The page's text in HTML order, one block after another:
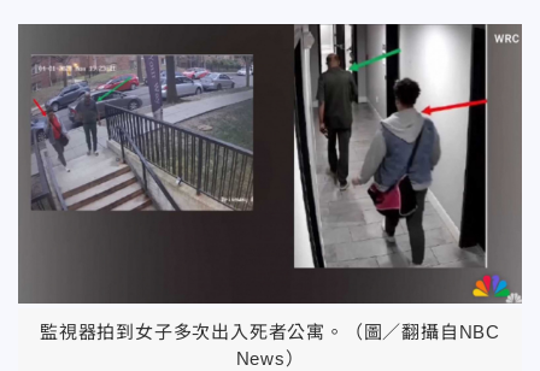
監視器拍到女子多次出入死者公寓。（圖／翻攝自NBC
News）